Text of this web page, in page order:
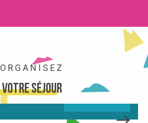
ORGANISEZ
Votre séjour